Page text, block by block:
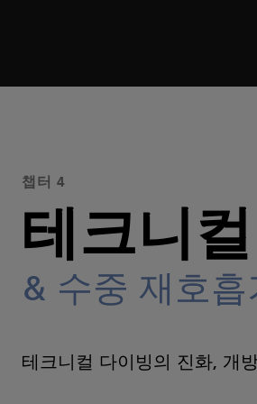
챕터 4
테크니
& 수중 재호흡
테크니컬 다이빙의 진화, 개